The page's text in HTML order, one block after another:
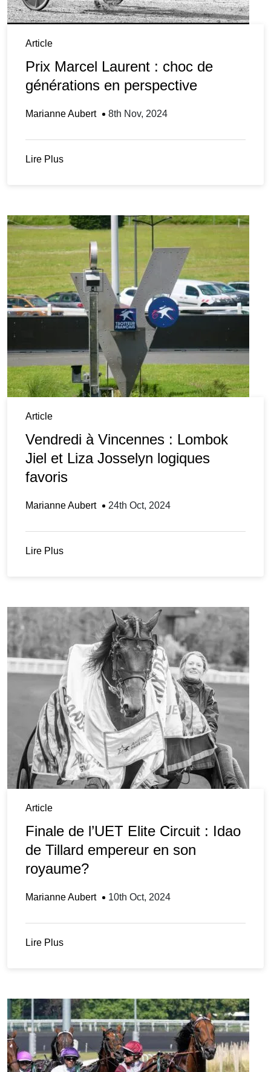
Article
Prix Marcel Laurent : choc de
générations en perspective
Marianne Aubert 8th Nov, 2024
Lire Plus
Article
Vendredi à Vincennes : Lombok
Jiel et Liza Josselyn logiques
favoris
Marianne Aubert 24th Oct, 2024
Lire Plus
Article
Finale de l’UET Elite Circuit : Idao
de Tillard empereur en son
royaume?
Marianne Aubert 10th Oct, 2024
Lire Plus